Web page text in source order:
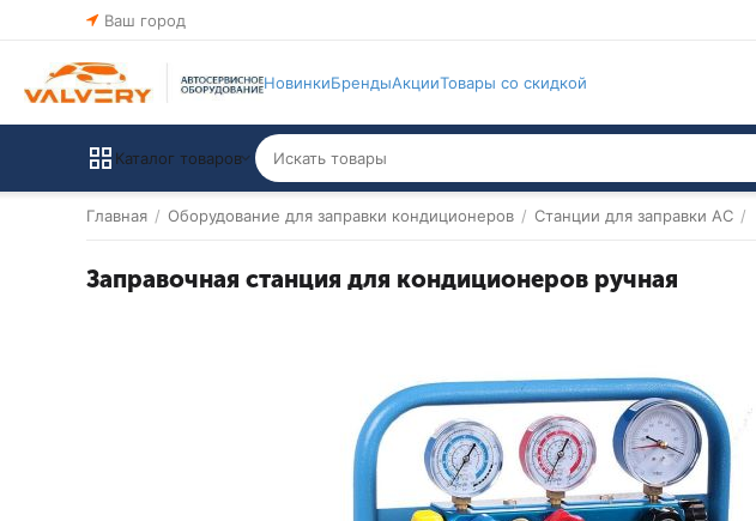
Ваш город
НовинкиБрендыАкцииТовары со скидкой
Каталог товаров
Главная / Оборудование для заправки кондиционеров / Станции для заправки AC /
Заправочная станция для кондиционеров ручная